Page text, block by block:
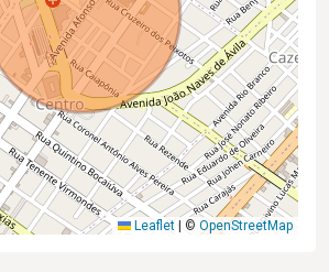
Leaflet © OpenStreetMap